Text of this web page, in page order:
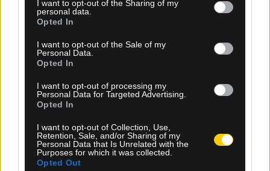
not limited to your visit or usage behaviour. You may click to
grant or deny consent to Google and its third-party tags to
use your data for below specified purposes in below Google
consent section.
I want to opt-out of the Sharing of my
personal data.
Opted In
I want to opt-out of the Sale of my
Personal Data.
Opted In
I want to opt-out of processing my
Personal Data for Targeted Advertising.
Opted In
I want to opt-out of Collection, Use,
Retention, Sale, and/or Sharing of my
Personal Data that Is Unrelated with the
Purposes for which it was collected.
Opted Out
09.08.2026, 16:18
Τελωνείο Κήπων: Κατάσχεση 10 τόνων φρέον
αξίας 900.000 ευρώ